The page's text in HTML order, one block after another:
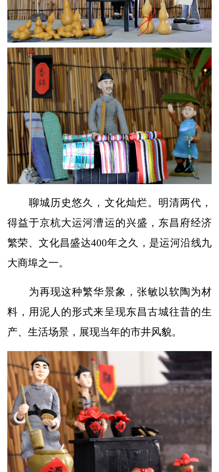
聊城历史悠久，文化灿烂。明清两代，
得益于京杭大运河漕运的兴盛，东昌府经济
繁荣、文化昌盛达400年之久，是运河沿线九
大商埠之一。
为再现这种繁华景象，张敏以软陶为材
料，用泥人的形式来呈现东昌古城往昔的生
产、生活场景，展现当年的市井风貌。